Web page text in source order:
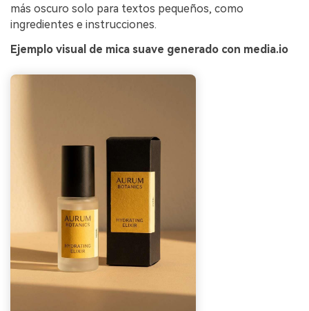
más oscuro solo para textos pequeños, como
ingredientes e instrucciones.
Ejemplo visual de mica suave generado con media.io